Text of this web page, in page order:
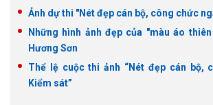
Ảnh dự thi "Nét đẹp cán bộ, công chức
Những hình ảnh đẹp của "màu áo
Hương Sơn
Thể lệ cuộc thi ảnh “Nét đẹp cán bộ,
Kiểm sát”